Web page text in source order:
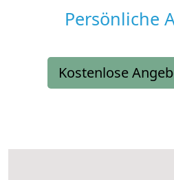
Persönliche
Kostenlose